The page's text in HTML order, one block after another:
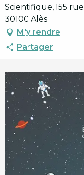
Scientifique, 155
30100 Alès
M'y rendre
Partager